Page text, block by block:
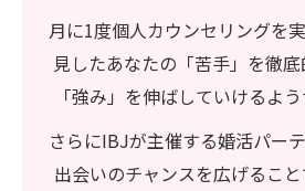
月に1度個人カウンセリングを
見したあなたの「苦手」を徹底
「強み」を伸ばしていけるよう
さらにIBJが主催する婚活パー
出会いのチャンスを広げるこ